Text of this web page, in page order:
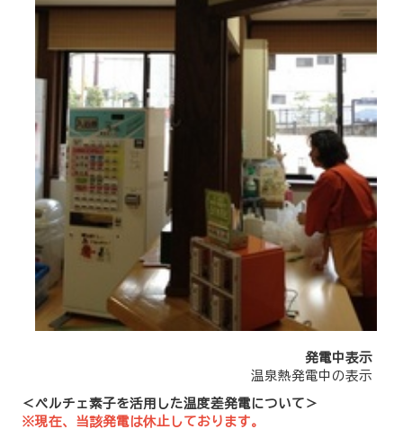
発電中表示
温泉熱発電中の表示
＜ペルチェ素子を活用した温度差発電について＞
※現在、当該発電は休止しております。